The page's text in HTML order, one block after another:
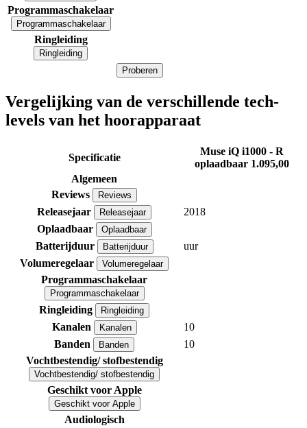
Programmaschakelaar
Programmaschakelaar
Ringleiding
Ringleiding
Proberen
Vergelijking van de verschillende tech-
levels van het hoorapparaat
Specificatie
Muse iQ i1000 - R
oplaadbaar 1.095,00
Algemeen
Reviews
Reviews
Releasejaar Releasejaar
2018
Oplaadbaar
Oplaadbaar
Batterijduur Batterijduur
uur
Volumeregelaar
Volumeregelaar
Programmaschakelaar
Programmaschakelaar
Ringleiding Ringleiding
Kanalen Kanalen
10
Banden
Banden
10
Vochtbestendig/ stofbestendig
Vochtbestendig/ stofbestendig
Geschikt voor Apple
Geschikt voor Apple
Audiologisch